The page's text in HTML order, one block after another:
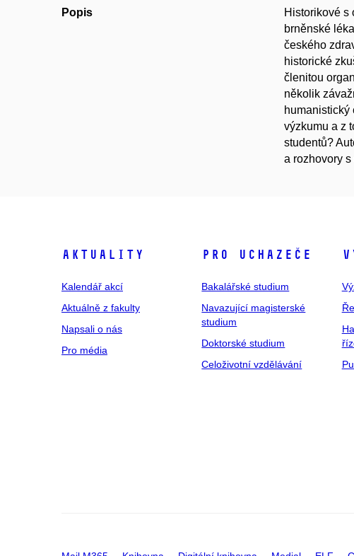
Popis
Historikové s
brněnské
českého
historické
členitou
několik
humanistický
výzkumu a z
studentů?
a rozhovory
Aktuality
Kalendář akcí
Aktuálně z fakulty
Napsali o nás
Pro média
Pro uchazeče
Bakalářské studium
Navazující magisterské
studium
Doktorské studium
Celoživotní vzdělávání